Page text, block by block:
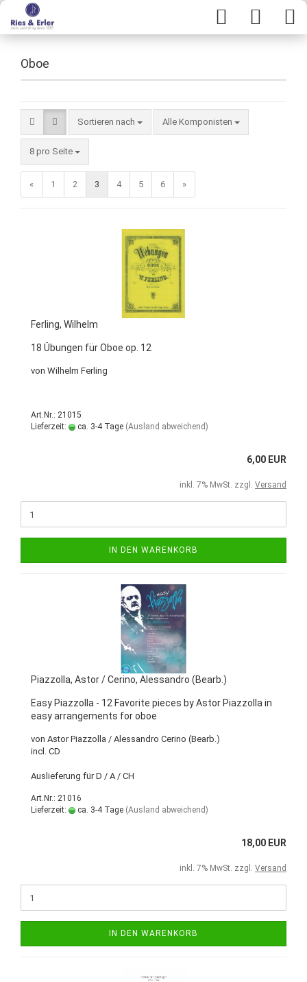
Oboe
Sortieren nach Alle Komponisten
8 pro Seite
« 1 2 3 4 5 6 »
Ferling, Wilhelm
18 Übungen für Oboe op. 12
von Wilhelm Ferling
Art.Nr.: 21015
Lieferzeit:
ca. 3-4 Tage (Ausland abweichend)
6,00 EUR
inkl. 7% MwSt. zzgl. Versand
IN DEN WARENKORB
Piazzolla, Astor / Cerino, Alessandro (Bearb.)
Easy Piazzolla - 12 Favorite pieces by Astor Piazzolla in
easy arrangements for oboe
von Astor Piazzolla / Alessandro Cerino (Bearb.)
incl. CD
Auslieferung für D / A / CH
Art.Nr.: 21016
Lieferzeit:
ca. 3-4 Tage (Ausland abweichend)
18,00 EUR
inkl. 7% MwSt. zzgl. Versand
IN DEN WARENKORB